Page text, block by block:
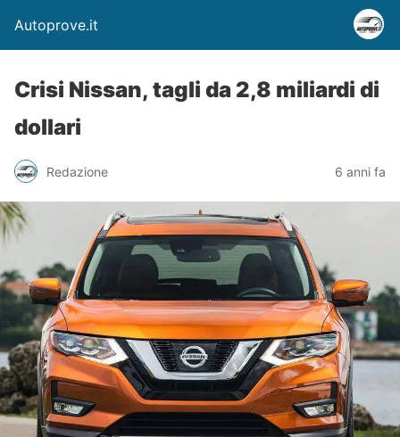
Autoprove.it
Crisi Nissan, tagli da 2,8 miliardi di
dollari
Redazione 6 anni fa